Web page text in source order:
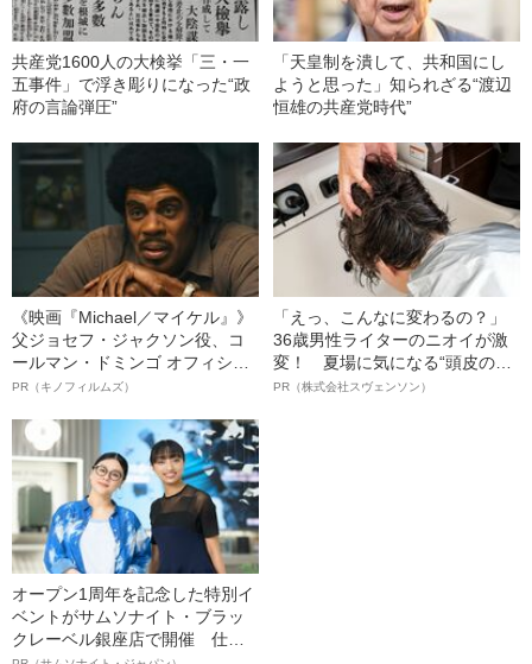
共産党1600人の大検挙「三・一
五事件」で浮き彫りになった“政
府の言論弾圧”
「天皇制を潰して、共和国にし
ようと思った」知られざる“渡辺
恒雄の共産党時代”
《映画『Michael／マイケル』》
父ジョセフ・ジャクソン役、コ
ールマン・ドミンゴ オフィシャ
ルインタビュー“観客を魅了した
語る”《日本興収70億円突破》
PR（キノフィルムズ）
「えっ、こんなに変わるの？」
36歳男性ライターのニオイが激
変！ 夏場に気になる“頭皮のニ
オイ”や“ベタつき”を解消す
PR（株式会社スヴェンソン）
オープン1周年を記念した特別イ
ベントがサムソナイト・ブラッ
クレーベル銀座店で開催 仕事